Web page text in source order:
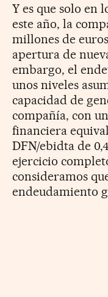
Y es que solo en
este año, la
millones de
apertura de
embargo, el
unos niveles
capacidad de
compañía, con
financiera
DFN/ebidta de
ejercicio
consideramos
endeudamiento